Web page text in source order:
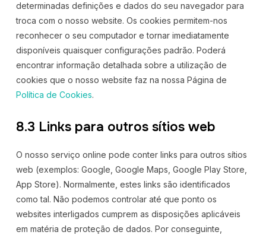
determinadas definições e dados do seu navegador para
troca com o nosso website. Os cookies permitem-nos
reconhecer o seu computador e tornar imediatamente
disponíveis quaisquer configurações padrão. Poderá
encontrar informação detalhada sobre a utilização de
cookies que o nosso website faz na nossa Página de
Política de Cookies.
8.3 Links para outros sítios web
O nosso serviço online pode conter links para outros sítios
web (exemplos: Google, Google Maps, Google Play Store,
App Store). Normalmente, estes links são identificados
como tal. Não podemos controlar até que ponto os
websites interligados cumprem as disposições aplicáveis
em matéria de proteção de dados. Por conseguinte,